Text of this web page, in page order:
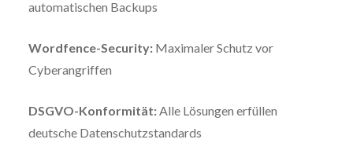
automatischen Backups
Wordfence-Security:Maximaler Schutz vor
Cyberangriffen
DSGVO-Konformität:Alle Lösungen erfüllen
deutsche Datenschutzstandards